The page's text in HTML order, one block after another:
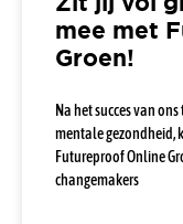
mee met
Groen!
Na het succes van
mentale gezondheid,
Futureproof Online
changemakers